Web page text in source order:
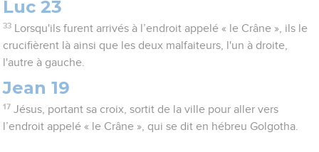
Luc 23
33
Lorsqu'ils furent arrivés à l’endroit appelé « le Crâne », ils le
crucifièrent là ainsi que les deux malfaiteurs, l'un à droite,
l'autre à gauche.
Jean 19
17 Jésus, portant sa croix, sortit de la ville pour aller vers
l’endroit appelé « le Crâne », qui se dit en hébreu Golgotha.